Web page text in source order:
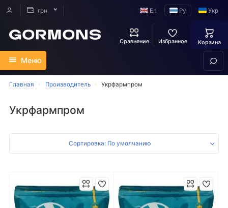
грн Укр
Ру
En
Сравнение Избранное Корзина
Меню
Главная Производитель Укрфармпром
Укрфармпром
Сортировка: По умолчанию